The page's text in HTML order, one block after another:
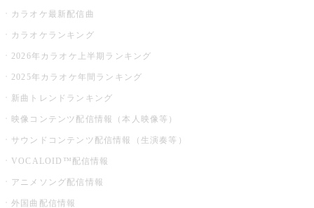
カラオケ最新配信曲
カラオケランキング
2026年カラオケ上半期ランキング
2025年カラオケ年間ランキング
新曲トレンドランキング
映像コンテンツ配信情報（本人映像等）
サウンドコンテンツ配信情報（生演奏等）
VOCALOID™配信情報
アニメソング配信情報
外国曲配信情報